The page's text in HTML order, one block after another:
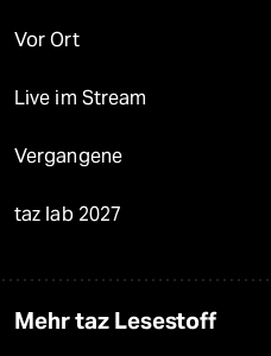
Vor Ort
Live im Stream
Vergangene
taz lab 2027
Mehr taz Lesestoff